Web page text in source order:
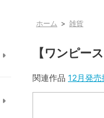
ホーム > 雑貨
【ワンピー
関連作品 12月発売